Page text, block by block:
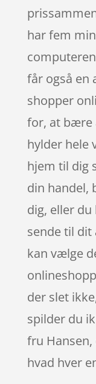
har fem
får også en
shopper
for, at bære
hylder hele
hjem til dig
din handel,
dig, eller
sende til dit
kan vælge
der slet
spilder du
fru Hansen,
hvad hver